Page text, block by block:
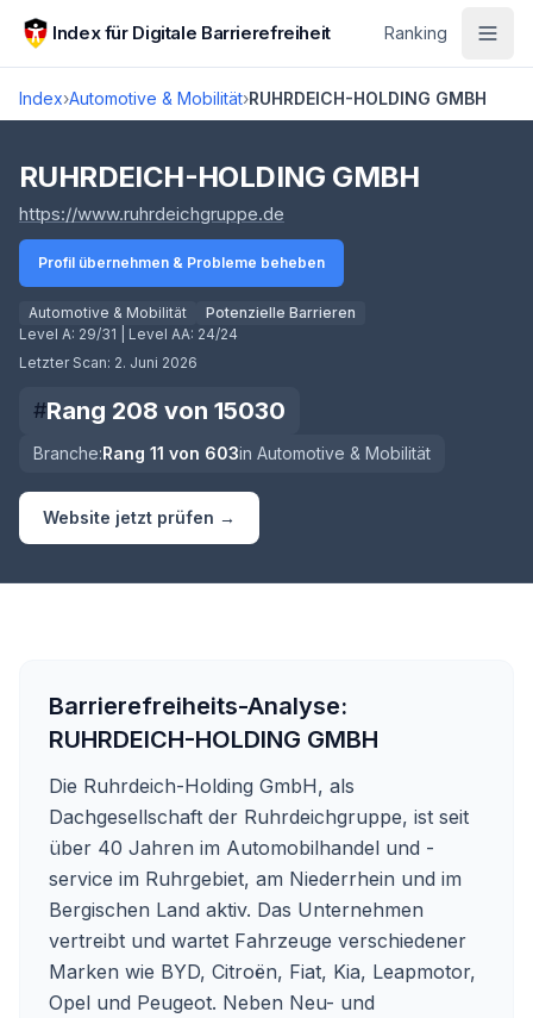
Zum Hauptinhalt springen
Index für Digitale Barrierefreiheit Ranking
Index›Automotive & Mobilität›RUHRDEICH-HOLDING GMBH
Score lädt
RUHRDEICH-HOLDING GMBH
https://www.ruhrdeichgruppe.de
Profil übernehmen & Probleme beheben
Automotive & Mobilität
Potenzielle Barrieren
Level A: 29/31 | Level AA: 24/24
Letzter Scan: 2. Juni 2026
#Rang 208 von 15030
Branche:Rang 11 von 603in Automotive & Mobilität
Website jetzt prüfen →
Barrierefreiheits-Analyse:
RUHRDEICH-HOLDING GMBH
Die Ruhrdeich-Holding GmbH, als
Dachgesellschaft der Ruhrdeichgruppe, ist seit
über 40 Jahren im Automobilhandel und -
service im Ruhrgebiet, am Niederrhein und im
Bergischen Land aktiv. Das Unternehmen
vertreibt und wartet Fahrzeuge verschiedener
Marken wie BYD, Citroën, Fiat, Kia, Leapmotor,
Opel und Peugeot. Neben Neu- und